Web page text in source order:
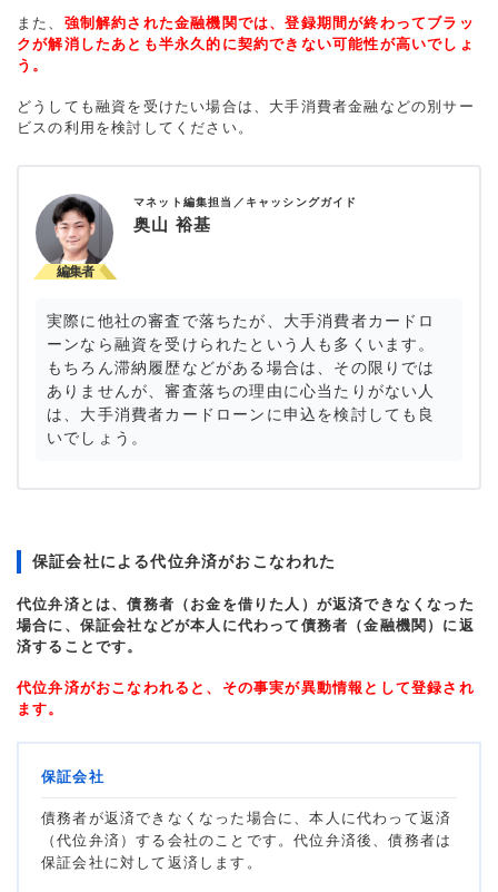
また、 強制解約された金融機関では、登録期間が終わってブラッ
クが解消したあとも半永久的に契約できない可能性が高いでしょ
う。
どうしても融資を受けたい場合は、大手消費者金融などの別サー
ビスの利用を検討してください。
マネット編集担当／キャッシングガイド
奥山 裕基
実際に他社の審査で落ちたが、大手消費者カードロ
ーンなら融資を受けられたという人も多くいます。
もちろん滞納履歴などがある場合は、その限りでは
ありませんが、審査落ちの理由に心当たりがない人
は、大手消費者カードローンに申込を検討しても良
いでしょう。
保証会社による代位弁済がおこなわれた
代位弁済とは、債務者（お金を借りた人）が返済できなくなった
場合に、保証会社などが本人に代わって債務者（金融機関）に返
済することです。
代位弁済がおこなわれると、その事実が異動情報として登録され
ます。
保証会社
債務者が返済できなくなった場合に、本人に代わって返済
（代位弁済）する会社のことです。代位弁済後、債務者は
保証会社に対して返済します。